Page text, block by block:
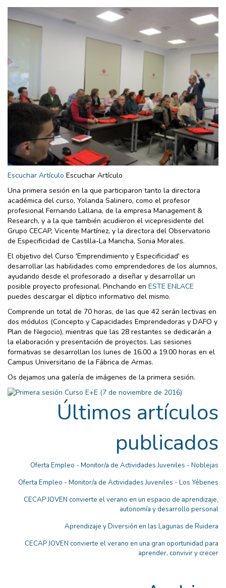
Escuchar Artículo Escuchar Artículo
Una primera sesión en la que participaron tanto la directora
académica del curso, Yolanda Salinero, como el profesor
profesional Fernando Lallana, de la empresa Management &
Research, y a la que también acudieron el vicepresidente del
Grupo CECAP, Vicente Martínez, y la directora del Observatorio
de Especificidad de Castilla-La Mancha, Sonia Morales.
El objetivo del Curso 'Emprendimiento y Especificidad' es
desarrollar las habilidades como emprendedores de los alumnos,
ayudando desde el profesorado a diseñar y desarrollar un
posible proyecto profesional. Pinchando en ESTE ENLACE
puedes descargar el díptico informativo del mismo.
Comprende un total de 70 horas, de las que 42 serán lectivas en
dos módulos (Concepto y Capacidades Emprendedoras y DAFO y
Plan de Negocio), mientras que las 28 restantes se dedicarán a
la elaboración y presentación de proyectos. Las sesiones
formativas se desarrollan los lunes de 16.00 a 19.00 horas en el
Campus Universitario de la Fábrica de Armas.
Os dejamos una galería de imágenes de la primera sesión.
Últimos artículos
publicados
Oferta Empleo - Monitor/a de Actividades Juveniles - Noblejas
Oferta Empleo - Monitor/a de Actividades Juveniles - Los Yébenes
CECAP JOVEN convierte el verano en un espacio de aprendizaje,
autonomía y desarrollo personal
Aprendizaje y Diversión en las Lagunas de Ruidera
CECAP JOVEN convierte el verano en una gran oportunidad para
aprender, convivir y crecer